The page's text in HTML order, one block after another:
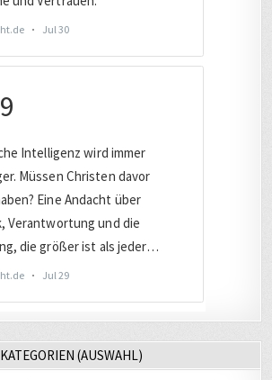
KATEGORIEN (AUSWAHL)